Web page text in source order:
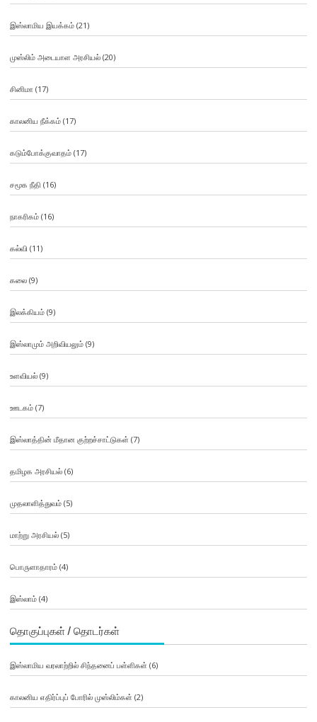
இஸ்லாமிய இயக்கம்(21)
முஸ்லிம் அடையாள அரசியல்(20)
சினிமா (17)
காலனிய நீக்கம்(17)
கடும்போக்குவாதம்(17)
சமூக நீதி (16)
நாகரிகம்(16)
கல்வி (11)
கலை(9)
இலக்கியம்(9)
இஸ்லாமும் அறிவியலும்(9)
உளவியல்(9)
ஊடகம்(7)
இஸ்லாத்தின் மீதான குற்றச்சாட்டுகள் (7)
தமிழக அரசியல்(6)
முதலாளித்துவம்(5)
மாற்று அரசியல்(5)
பொருளாதாரம்(4)
இஸ்லாம்(4)
தொகுப்புகள் / தொடர்கள்
இஸ்லாமிய வரலாற்றில் சிந்தனைப் பள்ளிகள் (6)
காலனிய எதிர்ப்புப் போரில் முஸ்லிம்கள் (2)